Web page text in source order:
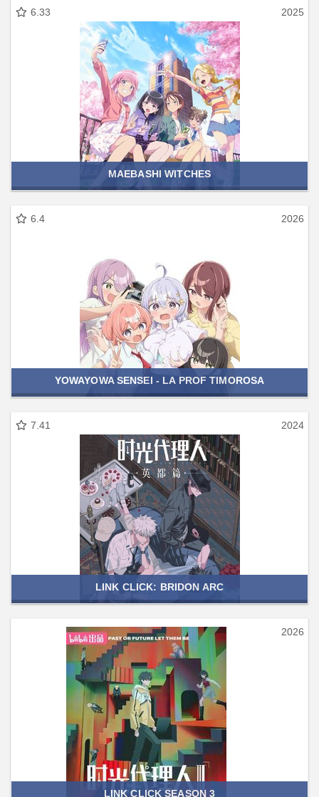
6.33 2025
MAEBASHI WITCHES
6.4 2026
YOWAYOWA SENSEI - LA PROF TIMOROSA
7.41 2024
LINK CLICK: BRIDON ARC
2026
LINK CLICK SEASON 3